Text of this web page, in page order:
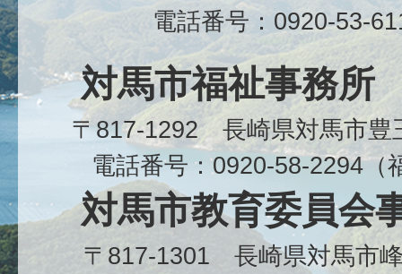
電話番号：0920-53-
対馬市福祉事務所
〒817-1292 長崎県対馬市
電話番号：0920-58-2294（
対馬市教育委員会
〒817-1301 長崎県対馬市